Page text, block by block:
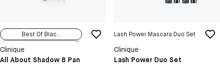
Best Of Blac...
Nude Honey
Clinique
All About Shadow 8 Pan
Lash Power Mascara Duo Set
Clinique
Lash Power Duo Set